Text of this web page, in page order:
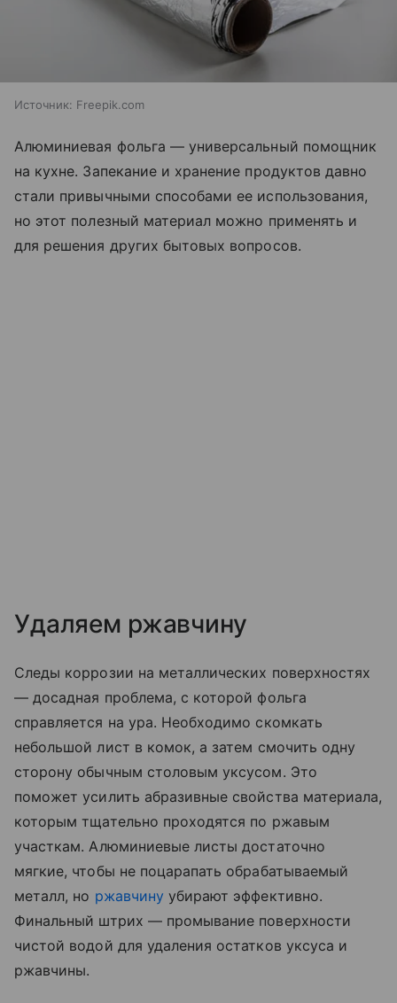
Источник: Freepik.com
Алюминиевая фольга — универсальный помощник
на кухне. Запекание и хранение продуктов давно
стали привычными способами ее использования,
но этот полезный материал можно применять и
для решения других бытовых вопросов.
Удаляем ржавчину
Следы коррозии на металлических поверхностях
— досадная проблема, с которой фольга
справляется на ура. Необходимо скомкать
небольшой лист в комок, а затем смочить одну
сторону обычным столовым уксусом. Это
поможет усилить абразивные свойства материала,
которым тщательно проходятся по ржавым
участкам. Алюминиевые листы достаточно
мягкие, чтобы не поцарапать обрабатываемый
металл, но ржавчину убирают эффективно.
Финальный штрих — промывание поверхности
чистой водой для удаления остатков уксуса и
ржавчины.